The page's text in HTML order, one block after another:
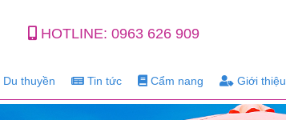
HOTLINE: 0963 626 909
Du thuyền Tin tức Cẩm nang Giới thiệu